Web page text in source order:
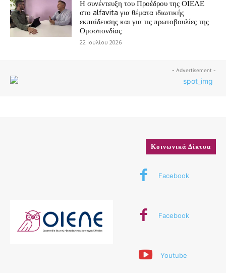
Η συνέντευξη του Προέδρου της ΟΙΕΛΕ
στο alfavita για θέματα ιδιωτικής
εκπαίδευσης και για τις πρωτοβουλίες της
Ομοσπονδίας
22 Ιουλίου 2026
- Advertisement -
Κοινωνικά Δίκτυα
Facebook
Facebook
Youtube